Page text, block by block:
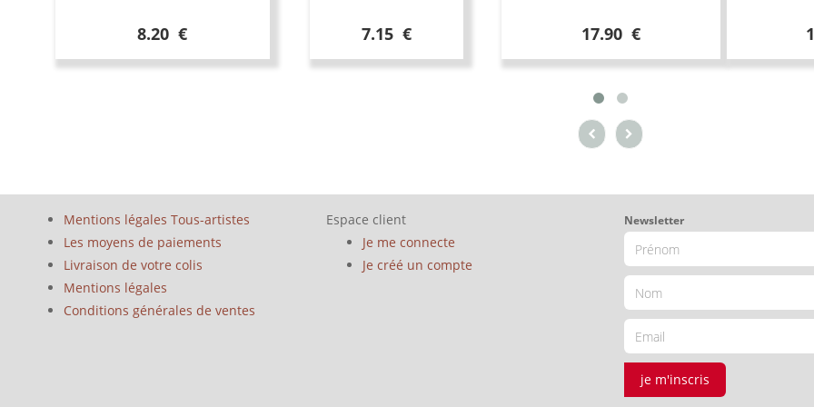
8.20 € 7.15 € 17.90 €
Mentions légales Tous-artistes
Les moyens de paiements
Livraison de votre colis
Mentions légales
Conditions générales de ventes
Espace client
Je me connecte
Je créé un compte
Newsletter
je m'inscris